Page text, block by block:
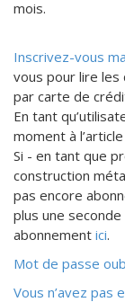
mois.
Inscrivez-vous
vous pour lire
par carte de
En tant
moment à
Si - en tant que
construction
pas encore
plus une
abonnement ici.
Mot de passe
Vous n’avez pas